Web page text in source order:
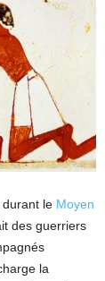
le Moyen
des guerriers
la